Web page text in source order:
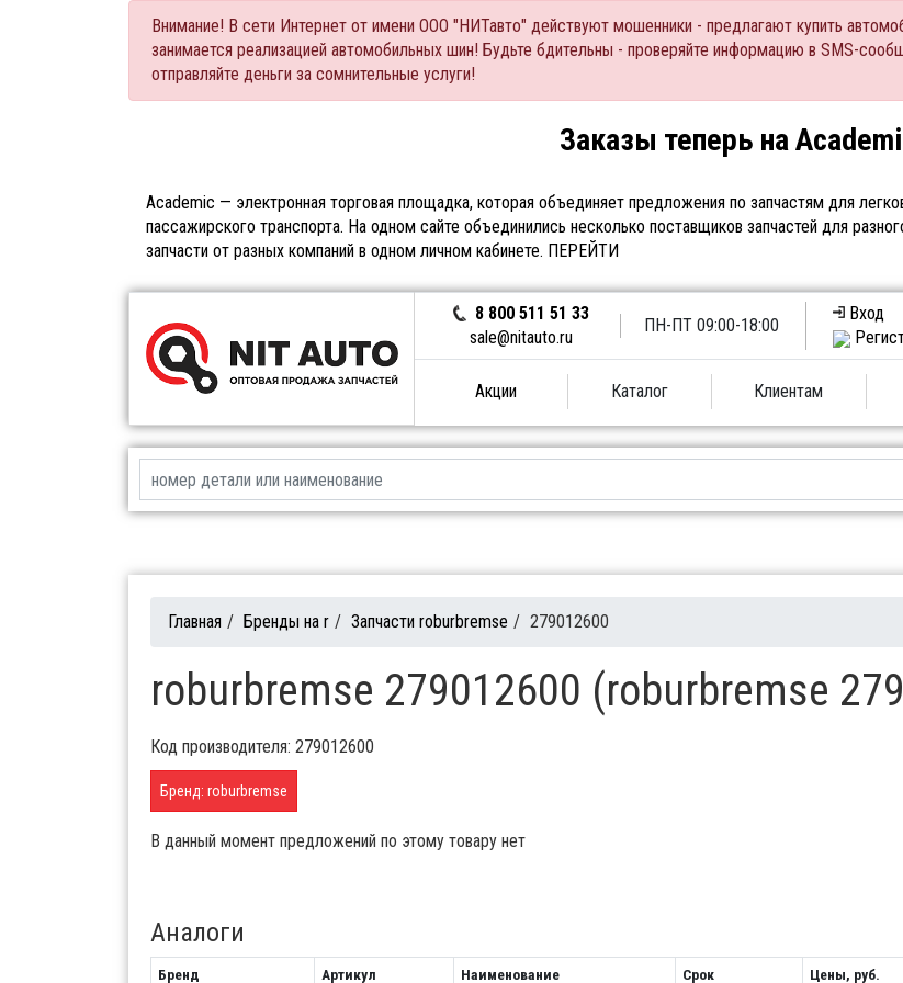
Внимание! В сети Интернет от имени ООО "НИТавто" действуют мошенники - предлагают купить
занимается реализацией автомобильных шин! Будьте бдительны - проверяйте информацию в SMS-
отправляйте деньги за сомнительные услуги!
Заказы теперь на
Academic — электронная торговая площадка, которая объединяет предложения по запчастям для
пассажирского транспорта. На одном сайте объединились несколько поставщиков запчастей для
запчасти от разных компаний в одном личном кабинете. ПЕРЕЙТИ
8 800 511 51 33
sale@nitauto.ru
ПН-ПТ 09:00-18:00
Вход
Акции Каталог Клиентам
Главная / Бренды на r / Запчасти roburbremse / 279012600
roburbremse 279012600 (roburbremse
Код производителя: 279012600
Бренд: roburbremse
В данный момент предложений по этому товару нет
Аналоги
Бренд Артикул Наименование Срок Цены, руб.